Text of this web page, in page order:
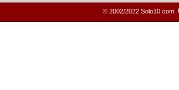
© 2002/2022 Solo10.com